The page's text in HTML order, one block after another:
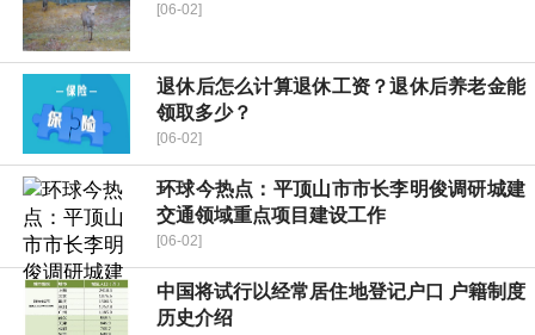
[06-02]
退休后怎么计算退休工资？退休后养老金能
领取多少？
[06-02]
环球今热点：平顶山市市长李明俊调研城建
交通领域重点项目建设工作
[06-02]
中国将试行以经常居住地登记户口 户籍制度
历史介绍